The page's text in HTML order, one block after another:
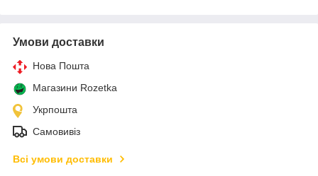
Умови доставки
Нова Пошта
Магазини Rozetka
Укрпошта
Самовивіз
Всі умови доставки